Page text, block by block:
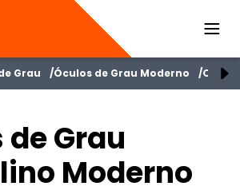
Grau Óculos de Grau Moderno
Grau
Moderno